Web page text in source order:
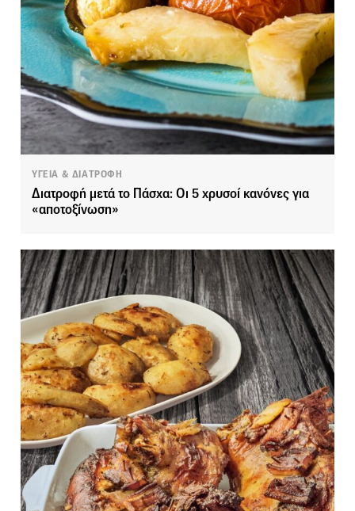
ΥΓΕΙΑ & ΔΙΑΤΡΟΦΗ
Διατροφή μετά το Πάσχα: Οι 5 χρυσοί κανόνες για
«αποτοξίνωση»